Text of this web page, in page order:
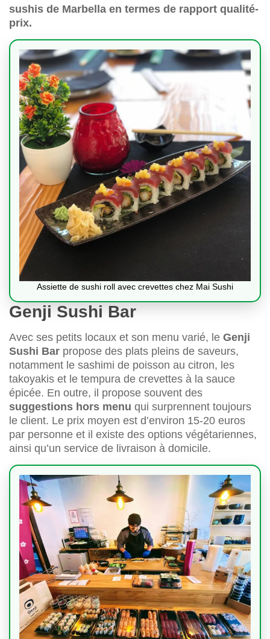
sushis de Marbella en termes de rapport qualité-
prix.
Assiette de sushi roll avec crevettes chez Mai Sushi
Genji Sushi Bar
Avec ses petits locaux et son menu varié, le Genji
Sushi Bar propose des plats pleins de saveurs,
notamment le sashimi de poisson au citron, les
takoyakis et le tempura de crevettes à la sauce
épicée. En outre, il propose souvent des
suggestions hors menu qui surprennent toujours
le client. Le prix moyen est d’environ 15-20 euros
par personne et il existe des options végétariennes,
ainsi qu’un service de livraison à domicile.